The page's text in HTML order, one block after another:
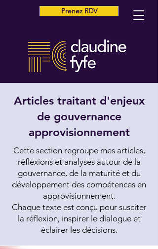
Prenez RDV
Articles traitant d'enjeux
de gouvernance
approvisionnement
Cette section regroupe mes articles,
réflexions et analyses autour de la
gouvernance, de la maturité et du
développement des compétences en
approvisionnement.
Chaque texte est conçu pour susciter
la réflexion, inspirer le dialogue et
éclairer les décisions.